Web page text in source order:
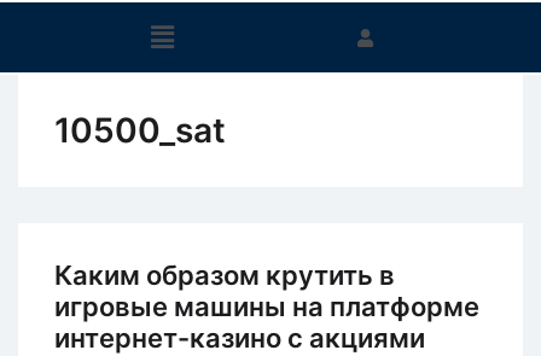
10500_sat
Каким образом крутить в
игровые машины на платформе
интернет-казино с акциями